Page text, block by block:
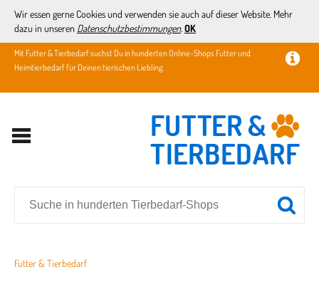
Wir essen gerne Cookies und verwenden sie auch auf dieser Website. Mehr
dazu in unseren Datenschutzbestimmungen. OK
Mit Futter & Tierbedarf suchst Du in hunderten Online-Shops Futter und
Heimtierbedarf für Deinen tierischen Liebling.
Futter & Tierbedarf